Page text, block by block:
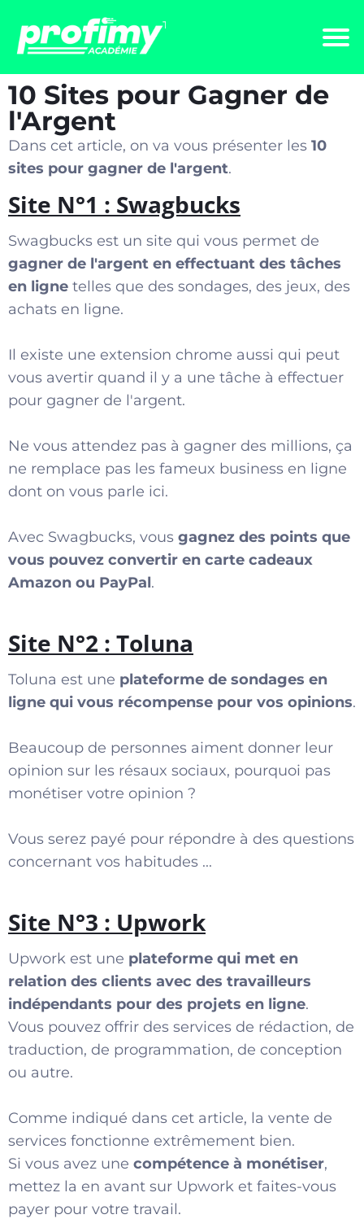
10 Sites pour Gagner de
l'Argent
Dans cet article, on va vous présenter les 10
sites pour gagner de l'argent.
Site N°1 : Swagbucks
Swagbucks est un site qui vous permet de
gagner de l'argent en effectuant des tâches
en ligne telles que des sondages, des jeux, des
achats en ligne.
Il existe une extension chrome aussi qui peut
vous avertir quand il y a une tâche à effectuer
pour gagner de l'argent.
Ne vous attendez pas à gagner des millions, ça
ne remplace pas les fameux business en ligne
dont on vous parle ici.
Avec Swagbucks, vous gagnez des points que
vous pouvez convertir en carte cadeaux
Amazon ou PayPal.
Site N°2 : Toluna
Toluna est une plateforme de sondages en
ligne qui vous récompense pour vos opinions.
Beaucoup de personnes aiment donner leur
opinion sur les résaux sociaux, pourquoi pas
monétiser votre opinion ?
Vous serez payé pour répondre à des questions
concernant vos habitudes ...
Site N°3 : Upwork
Upwork est une plateforme qui met en
relation des clients avec des travailleurs
indépendants pour des projets en ligne.
Vous pouvez offrir des services de rédaction, de
traduction, de programmation, de conception
ou autre.
Comme indiqué dans cet article, la vente de
services fonctionne extrêmement bien.
Si vous avez une compétence à monétiser,
mettez la en avant sur Upwork et faites-vous
payer pour votre travail.